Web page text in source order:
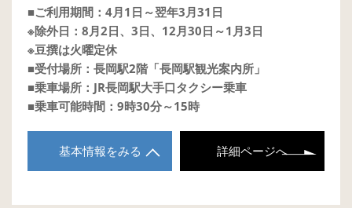
■ご利用期間：4月1日～翌年3月31日
※除外日：8月2日、3日、12月30日～1月3日
※豆撰は火曜定休
■受付場所：長岡駅2階「長岡駅観光案内所」
■乗車場所：JR長岡駅大手口タクシー乗車
■乗車可能時間：9時30分～15時
基本情報をみる 詳細ページへ